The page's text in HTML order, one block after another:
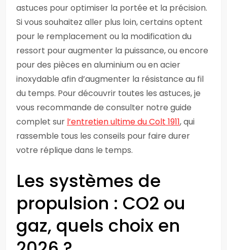
astuces pour optimiser la portée et la précision.
Si vous souhaitez aller plus loin, certains optent
pour le remplacement ou la modification du
ressort pour augmenter la puissance, ou encore
pour des pièces en aluminium ou en acier
inoxydable afin d’augmenter la résistance au fil
du temps. Pour découvrir toutes les astuces, je
vous recommande de consulter notre guide
complet sur l’entretien ultime du Colt 1911, qui
rassemble tous les conseils pour faire durer
votre réplique dans le temps.
Les systèmes de
propulsion : CO2 ou
gaz, quels choix en